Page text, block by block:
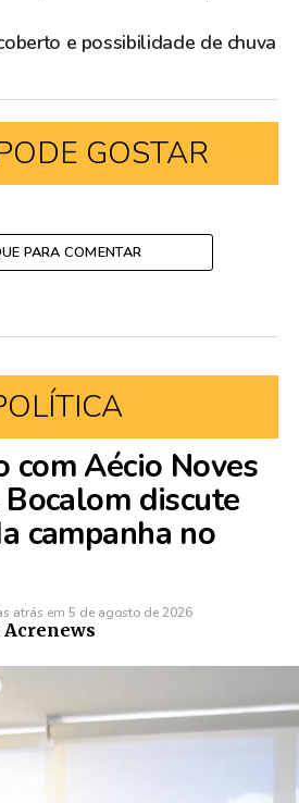
e possibilidade de chuva
GOSTAR
PARA COMENTAR
com Aécio Noves
discute
campanha no
atrás em 5 de agosto de 2026
Acrenews